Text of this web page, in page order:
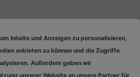
Presse
Versand & Zoll
verfolgen
Gutscheine & Rabatte
HalaraDatenschutzerklärung|
Inhalte und Anzeigen zu personalisieren,
anbieten zu können und die Zugriffe
Außerdem geben wir
unserer Website an unsere Partner für